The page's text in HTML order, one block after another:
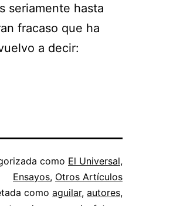
seriamente hasta
fracaso que ha
a decir:
como El Universal,
Ensayos, Otros Artículos
como aguilar, autores,